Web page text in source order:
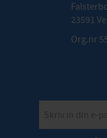
23591
Org.nr